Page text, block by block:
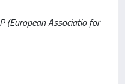
(European Associatio for